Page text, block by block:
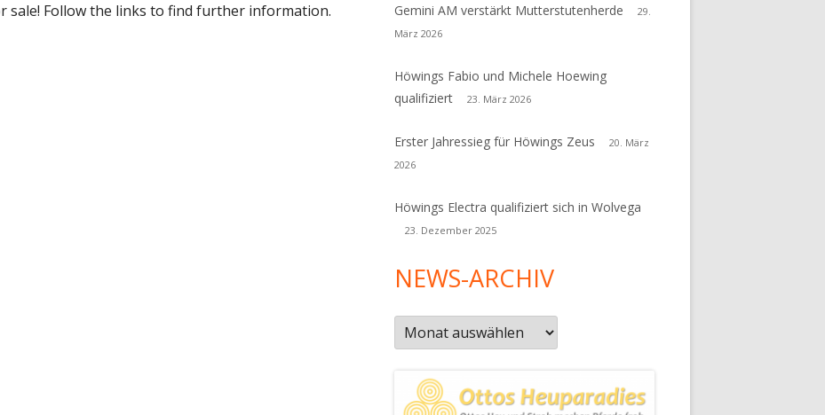
sale! Follow the links to find further information. Gemini AM verstärkt Mutterstutenherde
29.
März 2026
Höwings Fabio und Michele Hoewing
qualifiziert
23. März 2026
Erster Jahressieg für Höwings Zeus
20. März
2026
Höwings Electra qualifiziert sich in Wolvega
23. Dezember 2025
NEWS-ARCHIV
News-
Archiv